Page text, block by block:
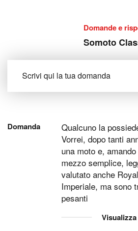
Domande e
Somoto
Domanda
Qualcuno la
Vorrei, dopo tanti
una moto e,
mezzo semplice,
valutato anche
Imperiale, ma sono
pesanti